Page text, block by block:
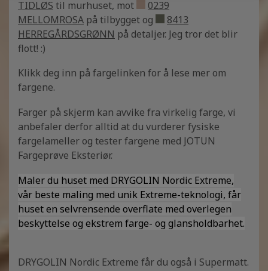
TIDLØS til murhuset, mot
0239
MELLOMROSA på tilbygget og
8413
HERREGÅRDSGRØNN på detaljer. Jeg tror det blir
flott! :)
Klikk deg inn på fargelinken for å lese mer om
fargene.
Farger på skjerm kan avvike fra virkelig farge, vi
anbefaler derfor alltid at du vurderer fysiske
fargelameller og tester fargene med JOTUN
Fargeprøve Eksteriør.
Maler du huset med DRYGOLIN Nordic Extreme,
vår beste maling med unik Extreme-teknologi, får
huset en selvrensende overflate med overlegen
beskyttelse og ekstrem farge- og glansholdbarhet.
DRYGOLIN Nordic Extreme får du også i Supermatt.